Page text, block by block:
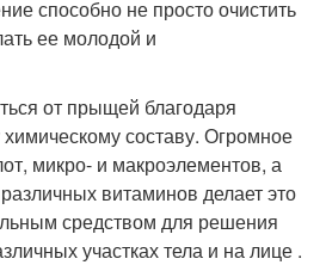
способно не просто очистить
ее молодой и
от прыщей благодаря
составу. Огромное
микро- и макроэлементов, а
витаминов делает это
средством для решения
участках тела и на лице .